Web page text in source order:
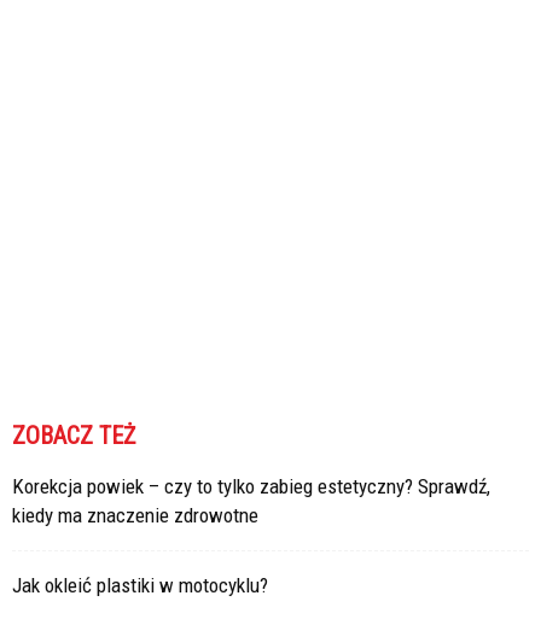
ZOBACZ TEŻ
Korekcja powiek – czy to tylko zabieg estetyczny? Sprawdź,
kiedy ma znaczenie zdrowotne
Jak okleić plastiki w motocyklu?